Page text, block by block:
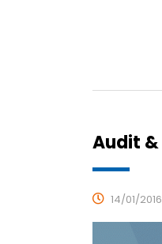
Audit
14/01/2016